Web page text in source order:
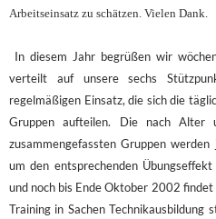
Arbeitseinsatz zu schätzen. Vielen Dank.
In diesem Jahr begrüßen wir
verteilt auf unsere sechs
regelmäßigen Einsatz, die sich die
Gruppen aufteilen. Die nach Alter
zusammengefassten Gruppen
um den entsprechenden
und noch bis Ende Oktober 2002
Training in Sachen